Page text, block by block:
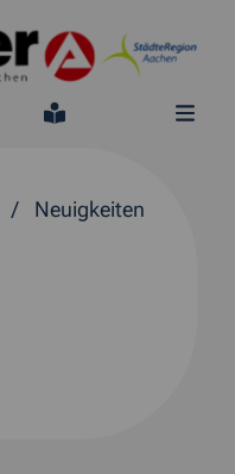
Leichte
Neuigkeiten